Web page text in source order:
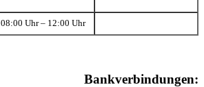
08:00 Uhr – 12:00 Uhr
Bankverbindungen: